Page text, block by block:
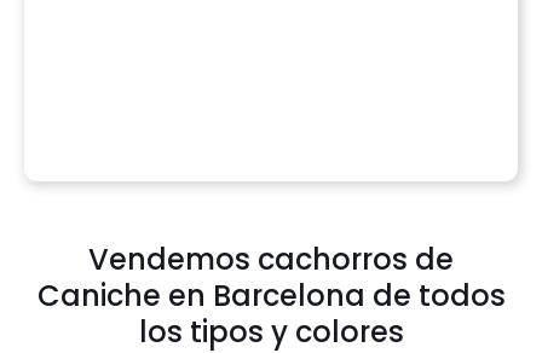
Vendemos cachorros de
Caniche en Barcelona de todos
los tipos y colores